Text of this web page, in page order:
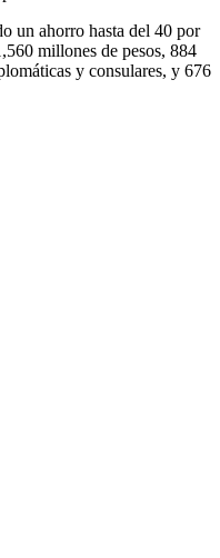
un ahorro hasta del 40 por
millones de pesos, 884
y consulares, y 676